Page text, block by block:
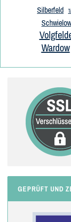
Silberfeld
Wardow
GEPRÜFT UND